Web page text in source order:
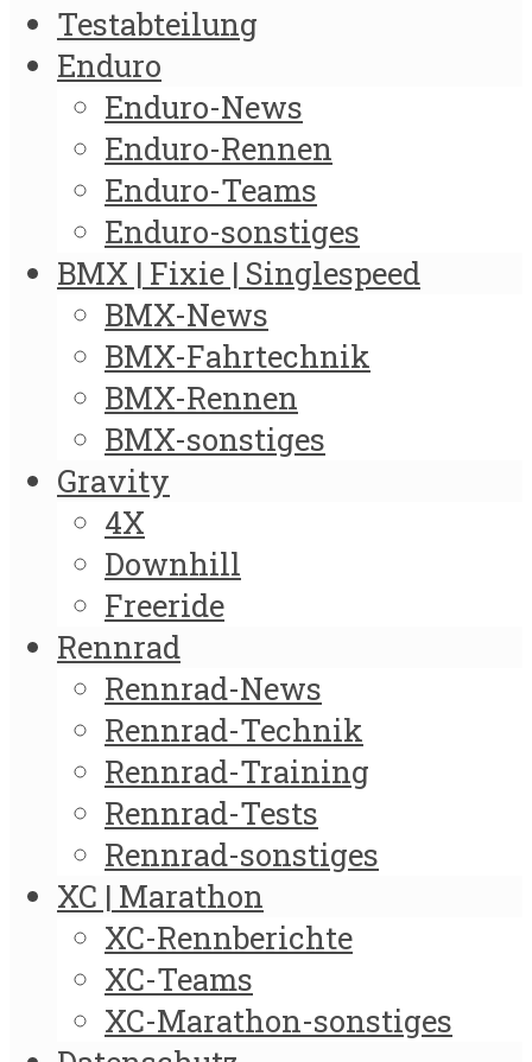
Testabteilung
Enduro
Enduro-News
Enduro-Rennen
Enduro-Teams
Enduro-sonstiges
BMX | Fixie | Singlespeed
BMX-News
BMX-Fahrtechnik
BMX-Rennen
BMX-sonstiges
Gravity
4X
Downhill
Freeride
Rennrad
Rennrad-News
Rennrad-Technik
Rennrad-Training
Rennrad-Tests
Rennrad-sonstiges
XC | Marathon
XC-Rennberichte
XC-Teams
XC-Marathon-sonstiges